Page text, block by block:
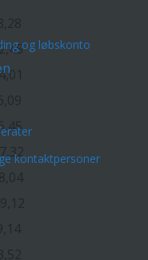
og løbskonto
kontaktpersoner